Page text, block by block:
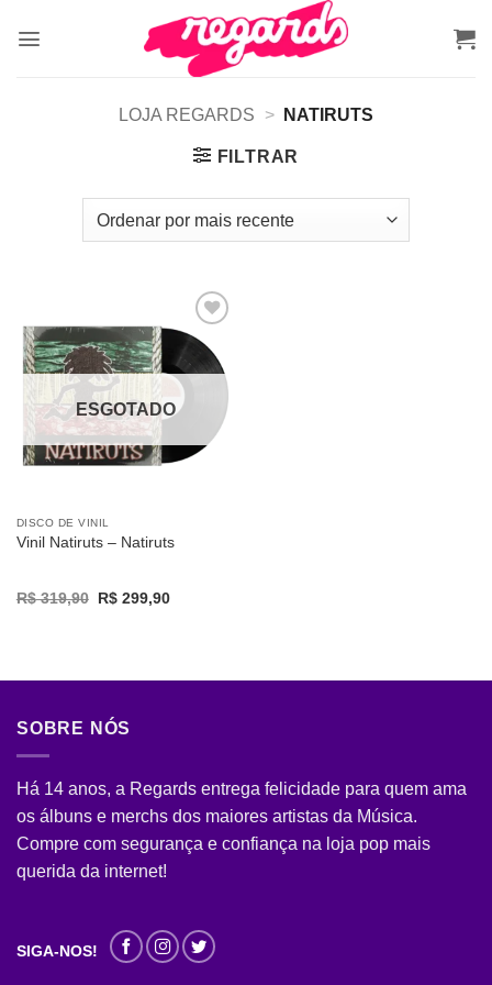
LOJA REGARDS > NATIRUTS
FILTRAR
Adicionar
a lista de
desejos
ESGOTADO
DISCO DE VINIL
Vinil Natiruts – Natiruts
R$319,90
Original
R$299,90Current
SOBRE NÓS
Há 14 anos, a Regards entrega felicidade para quem ama
os álbuns e merchs dos maiores artistas da Música.
Compre com segurança e confiança na loja pop mais
querida da internet!
SIGA-NOS!